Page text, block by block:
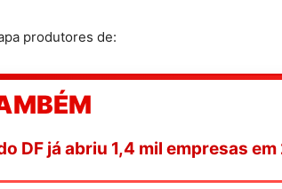
produtores de:
DF já abriu 1,4 mil empresas